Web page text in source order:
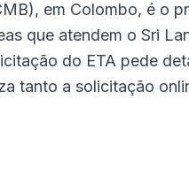
em Colombo, é o
que atendem o Sri
do ETA pede
tanto a solicitação